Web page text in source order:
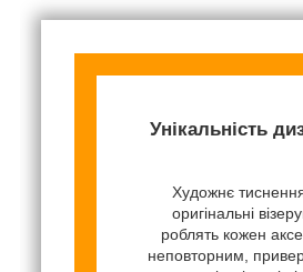
Унікальність
Художнє
оригінальні
роблять кожен
неповторним,